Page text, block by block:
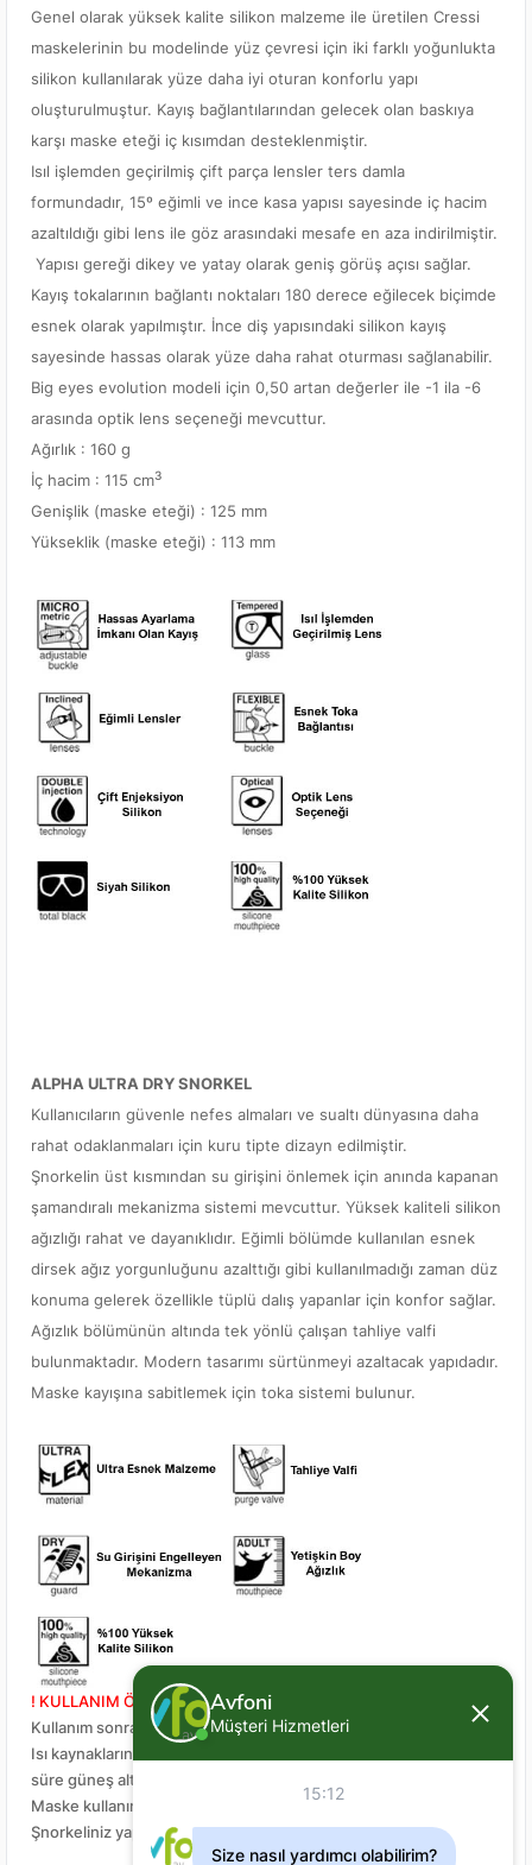
Genel olarak yüksek kalite silikon malzeme ile üretilen Cressi
maskelerinin bu modelinde yüz çevresi için iki farklı yoğunlukta
silikon kullanılarak yüze daha iyi oturan konforlu yapı
oluşturulmuştur. Kayış bağlantılarından gelecek olan baskıya
karşı maske eteği iç kısımdan desteklenmiştir.
Isıl işlemden geçirilmiş çift parça lensler ters damla
formundadır, 15º eğimli ve ince kasa yapısı sayesinde iç hacim
azaltıldığı gibi lens ile göz arasındaki mesafe en aza indirilmiştir.
Yapısı gereği dikey ve yatay olarak geniş görüş açısı sağlar.
Kayış tokalarının bağlantı noktaları 180 derece eğilecek biçimde
esnek olarak yapılmıştır. İnce diş yapısındaki silikon kayış
sayesinde hassas olarak yüze daha rahat oturması sağlanabilir.
Big eyes evolution modeli için 0,50 artan değerler ile -1 ila -6
arasında optik lens seçeneği mevcuttur.
Ağırlık : 160 g
İç hacim : 115 cm3
Genişlik (maske eteği) : 125 mm
Yükseklik (maske eteği) : 113 mm
ALPHA ULTRA DRY SNORKEL
Kullanıcıların güvenle nefes almaları ve sualtı dünyasına daha
rahat odaklanmaları için kuru tipte dizayn edilmiştir.
Şnorkelin üst kısmından su girişini önlemek için anında kapanan
şamandıralı mekanizma sistemi mevcuttur. Yüksek kaliteli silikon
ağızlığı rahat ve dayanıklıdır. Eğimli bölümde kullanılan esnek
dirsek ağız yorgunluğunu azalttığı gibi kullanılmadığı zaman düz
konuma gelerek özellikle tüplü dalış yapanlar için konfor sağlar.
Ağızlık bölümünün altında tek yönlü çalışan tahliye valfi
bulunmaktadır. Modern tasarımı sürtünmeyi azaltacak yapıdadır.
Maske kayışına sabitlemek için toka sistemi bulunur.
! KULLANIM ÖNERİLERİ !
Kullanım sonrası tatlı su ile durulayınız.
Isı kaynaklarından uzak yerde muhafaza ediniz ve ürünün uzun
süre güneş altında kalmamasına dikkat ediniz.
Maske kullanırken yüzünüz suya dönük şekilde suya atlamayınız.
Şnorkeliniz yapısı gereği sol tarafta kullanıma uygundur.
Avfoni
Müşteri Hizmetleri
15:12
Size nasıl yardımcı olabilirim?